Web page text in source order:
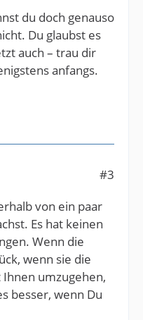
du doch genauso
Du glaubst es
auch – trau dir
anfangs.
#3
von ein paar
Es hat keinen
Wenn die
wenn sie die
umzugehen,
besser, wenn Du